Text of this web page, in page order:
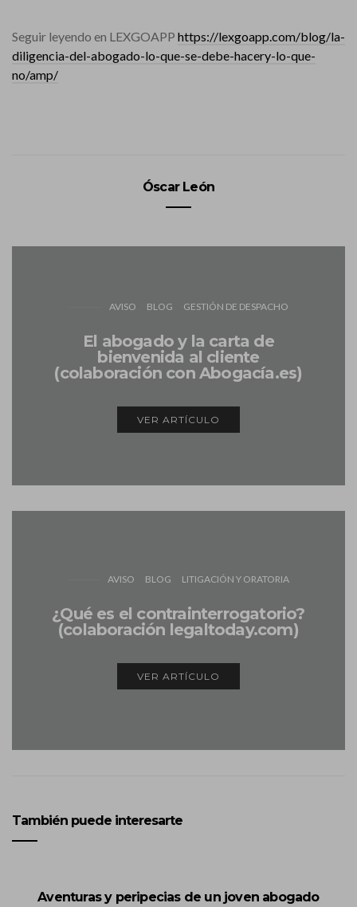
Seguir leyendo en LEXGOAPP https://lexgoapp.com/blog/la-
diligencia-del-abogado-lo-que-se-debe-hacery-lo-que-
no/amp/
Óscar León
AVISO BLOG GESTIÓN DE DESPACHO
El abogado y la carta de
bienvenida al cliente
(colaboración con Abogacía.es)
VER ARTÍCULO
AVISO BLOG LITIGACIÓN Y ORATORIA
¿Qué es el contrainterrogatorio?
(colaboración legaltoday.com)
VER ARTÍCULO
También puede interesarte
Aventuras y peripecias de un joven abogado